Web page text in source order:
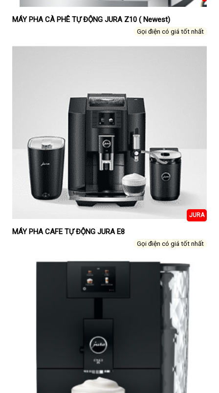
MÁY PHA CÀ PHÊ TỰ ĐỘNG JURA Z10 ( Newest)
Gọi điện có giá tốt nhất
JURA
MÁY PHA CAFE TỰ ĐỘNG JURA E8
Gọi điện có giá tốt nhất